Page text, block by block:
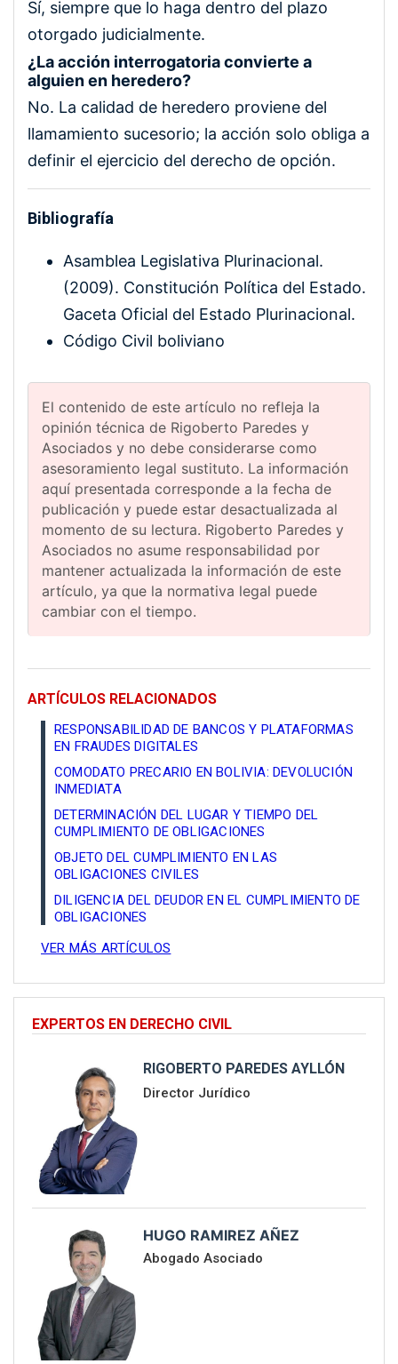
Sí, siempre que lo haga dentro del plazo
otorgado judicialmente.
¿La acción interrogatoria convierte a
alguien en heredero?
No. La calidad de heredero proviene del
llamamiento sucesorio; la acción solo obliga a
definir el ejercicio del derecho de opción.
Bibliografía
Asamblea Legislativa Plurinacional.
(2009). Constitución Política del Estado.
Gaceta Oficial del Estado Plurinacional.
Código Civil boliviano
El contenido de este artículo no refleja la
opinión técnica de Rigoberto Paredes y
Asociados y no debe considerarse como
asesoramiento legal sustituto. La información
aquí presentada corresponde a la fecha de
publicación y puede estar desactualizada al
momento de su lectura. Rigoberto Paredes y
Asociados no asume responsabilidad por
mantener actualizada la información de este
artículo, ya que la normativa legal puede
cambiar con el tiempo.
ARTÍCULOS RELACIONADOS
RESPONSABILIDAD DE BANCOS Y PLATAFORMAS
EN FRAUDES DIGITALES
COMODATO PRECARIO EN BOLIVIA: DEVOLUCIÓN
INMEDIATA
DETERMINACIÓN DEL LUGAR Y TIEMPO DEL
CUMPLIMIENTO DE OBLIGACIONES
OBJETO DEL CUMPLIMIENTO EN LAS
OBLIGACIONES CIVILES
DILIGENCIA DEL DEUDOR EN EL CUMPLIMIENTO DE
OBLIGACIONES
VER MÁS ARTÍCULOS
EXPERTOS EN DERECHO CIVIL
RIGOBERTO PAREDES AYLLÓN
Director Jurídico
HUGO RAMIREZ AÑEZ
Abogado Asociado